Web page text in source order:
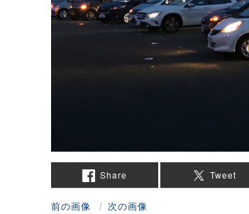
Share Tweet
前の画像 次の画像